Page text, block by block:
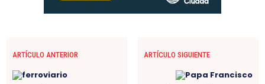
ARTÍCULO ANTERIOR ARTÍCULO SIGUIENTE